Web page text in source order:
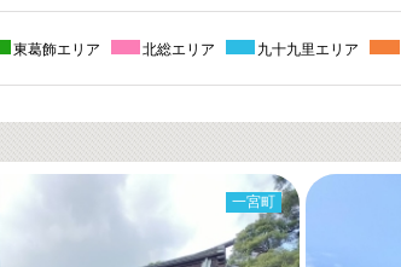
東葛飾エリア 北総エリア 九十九里エリア
一宮町